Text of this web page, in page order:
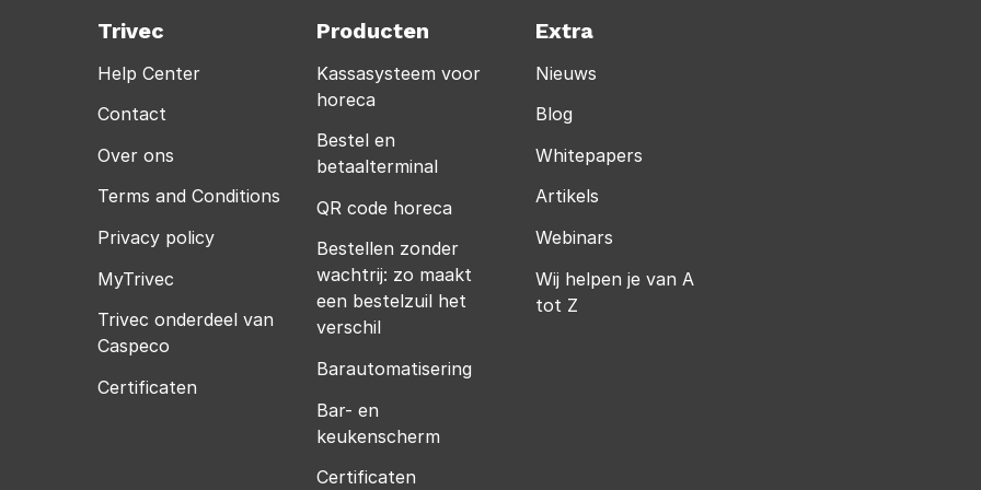
Trivec
Help Center
Contact
Over ons
Terms and Conditions
Privacy policy
MyTrivec
Trivec onderdeel van
Caspeco
Certificaten
Producten
Kassasysteem voor
horeca
Bestel en
betaalterminal
QR code horeca
Bestellen zonder
wachtrij: zo maakt
een bestelzuil het
verschil
Barautomatisering
Bar- en
keukenscherm
Certificaten
Extra
Nieuws
Blog
Whitepapers
Artikels
Webinars
Wij helpen je van A
tot Z